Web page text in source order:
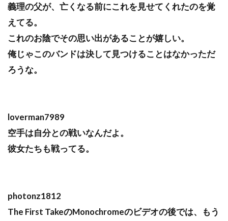
義理の父が、亡くなる前にこれを見せてくれたのを覚
えてる。
これのお陰でその思い出があることが嬉しい。
俺じゃこのバンドは決して見つけることはなかっただ
ろうな。
loverman7989
空手は自分との戦いなんだよ。
彼女たちも戦ってる。
photonz1812
The First TakeのMonochromeのビデオの後では、もう